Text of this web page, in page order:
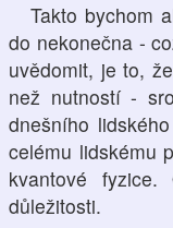
Takto bychom
do nekonečna -
uvědomit, je to,
než nutností -
dnešního
celému lidskému
kvantové
důležitosti.